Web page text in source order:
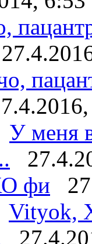
У меня
фи
Vityok,